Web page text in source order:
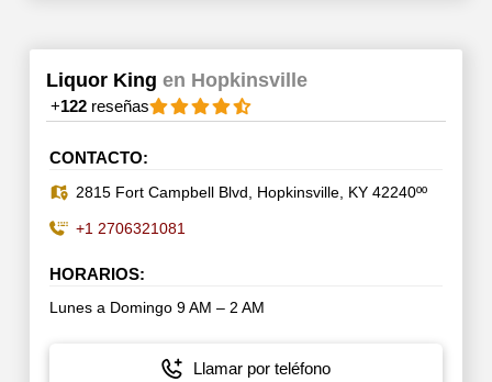
Liquor King en Hopkinsville
+122reseñas
CONTACTO:
2815 Fort Campbell Blvd, Hopkinsville, KY 42240ºº
+1 2706321081
HORARIOS:
Lunes a Domingo 9 AM – 2 AM
Llamar por teléfono